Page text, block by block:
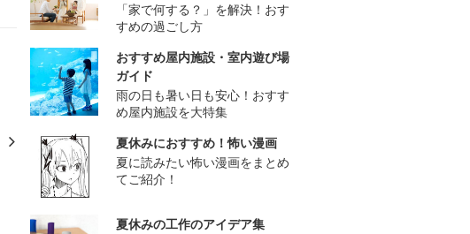
「家で何する？」を解決！おす
すめの過ごし方
おすすめ屋内施設・室内遊び場
ガイド
雨の日も暑い日も安心！おすす
め屋内施設を大特集
夏休みにおすすめ！怖い漫画
夏に読みたい怖い漫画をまとめ
てご紹介！
夏休みの工作のアイデア集